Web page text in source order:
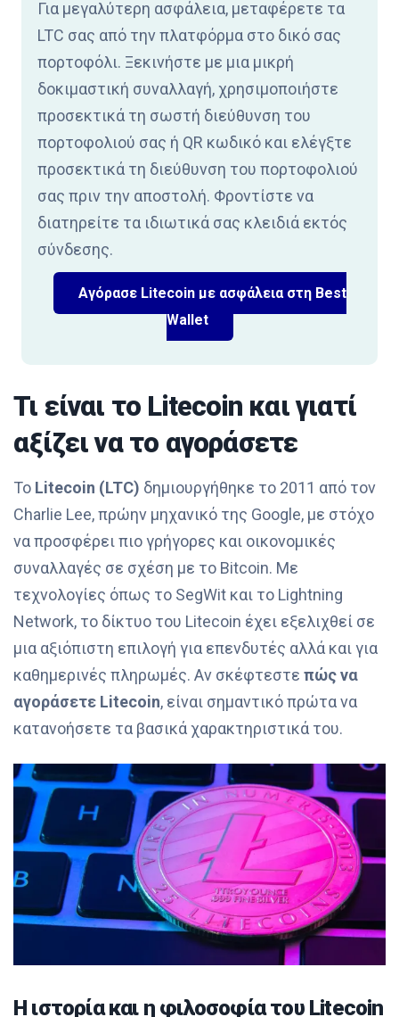
Για μεγαλύτερη ασφάλεια, μεταφέρετε τα
LTC σας από την πλατφόρμα στο δικό σας
πορτοφόλι. Ξεκινήστε με μια μικρή
δοκιμαστική συναλλαγή, χρησιμοποιήστε
προσεκτικά τη σωστή διεύθυνση του
πορτοφολιού σας ή QR κωδικό και ελέγξτε
προσεκτικά τη διεύθυνση του πορτοφολιού
σας πριν την αποστολή. Φροντίστε να
διατηρείτε τα ιδιωτικά σας κλειδιά εκτός
σύνδεσης.
Αγόρασε Litecoin με ασφάλεια στη Best
Wallet
Τι είναι το Litecoin και γιατί
αξίζει να το αγοράσετε
Το Litecoin (LTC) δημιουργήθηκε το 2011 από τον
Charlie Lee, πρώην μηχανικό της Google, με στόχο
να προσφέρει πιο γρήγορες και οικονομικές
συναλλαγές σε σχέση με το Bitcoin. Με
τεχνολογίες όπως το SegWit και το Lightning
Network, το δίκτυο του Litecoin έχει εξελιχθεί σε
μια αξιόπιστη επιλογή για επενδυτές αλλά και για
καθημερινές πληρωμές. Αν σκέφτεστε πώς να
αγοράσετε Litecoin, είναι σημαντικό πρώτα να
κατανοήσετε τα βασικά χαρακτηριστικά του.
Η ιστορία και η φιλοσοφία του Litecoin